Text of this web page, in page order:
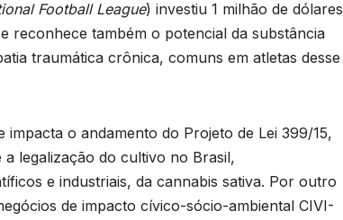
Football League) investiu 1 milhão de dólares
reconhece também o potencial da substância
traumática crônica, comuns em atletas desse
o andamento do Projeto de Lei 399/15,
legalização do cultivo no Brasil,
e industriais, da cannabis sativa. Por outro
de impacto cívico-sócio-ambiental CIVI-